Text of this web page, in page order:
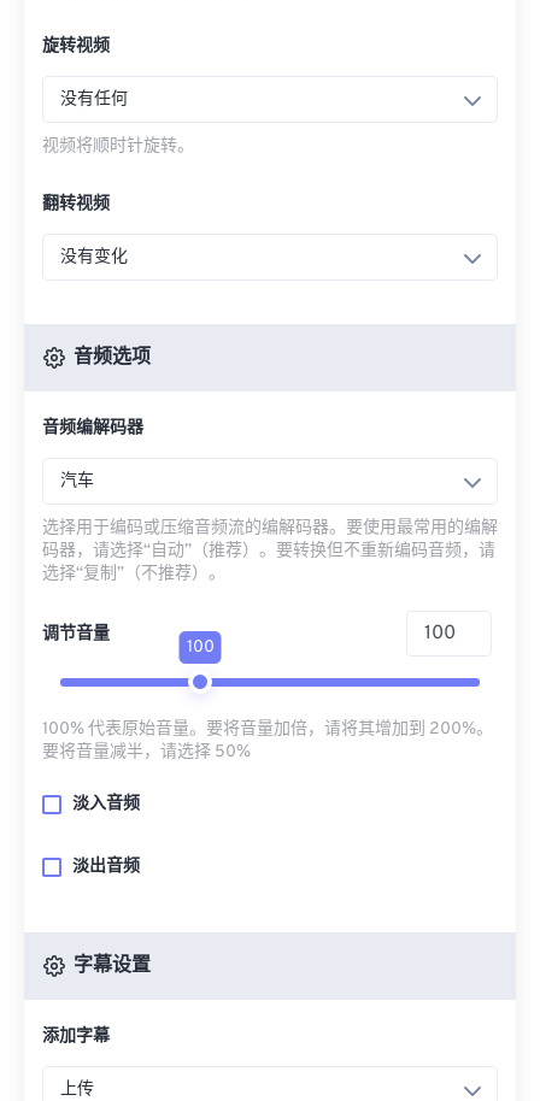
旋转视频
没有任何
视频将顺时针旋转。
翻转视频
没有变化
音频选项
音频编解码器
汽车
选择用于编码或压缩音频流的编解码器。要使用最常用的编解
码器，请选择“自动”（推荐）。要转换但不重新编码音频，请
选择“复制”（不推荐）。
调节音量
100
100% 代表原始音量。要将音量加倍，请将其增加到 200%。
要将音量减半，请选择 50%
淡入音频
淡出音频
字幕设置
添加字幕
上传